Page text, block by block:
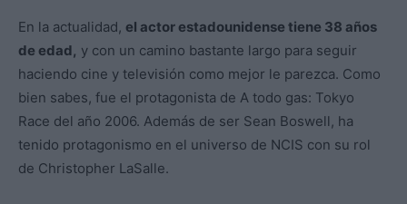
En la actualidad, el actor estadounidense tiene 38 años
de edad, y con un camino bastante largo para seguir
haciendo cine y televisión como mejor le parezca. Como
bien sabes, fue el protagonista de A todo gas: Tokyo
Race del año 2006. Además de ser Sean Boswell, ha
tenido protagonismo en el universo de NCIS con su rol
de Christopher LaSalle.